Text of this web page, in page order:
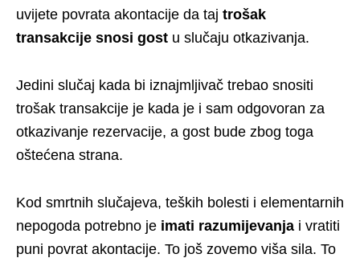
uvijete povrata akontacije da taj trošak
transakcije snosi gost u slučaju otkazivanja.
Jedini slučaj kada bi iznajmljivač trebao snositi
trošak transakcije je kada je i sam odgovoran za
otkazivanje rezervacije, a gost bude zbog toga
oštećena strana.
Kod smrtnih slučajeva, teških bolesti i elementarnih
nepogoda potrebno je imati razumijevanja i vratiti
puni povrat akontacije. To još zovemo viša sila. To